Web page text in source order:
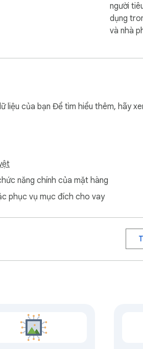
người
dụng
và nhà
liệu của bạn Để tìm hiểu thêm, hãy
năng chính của mặt hàng
phục vụ mục đích cho vay